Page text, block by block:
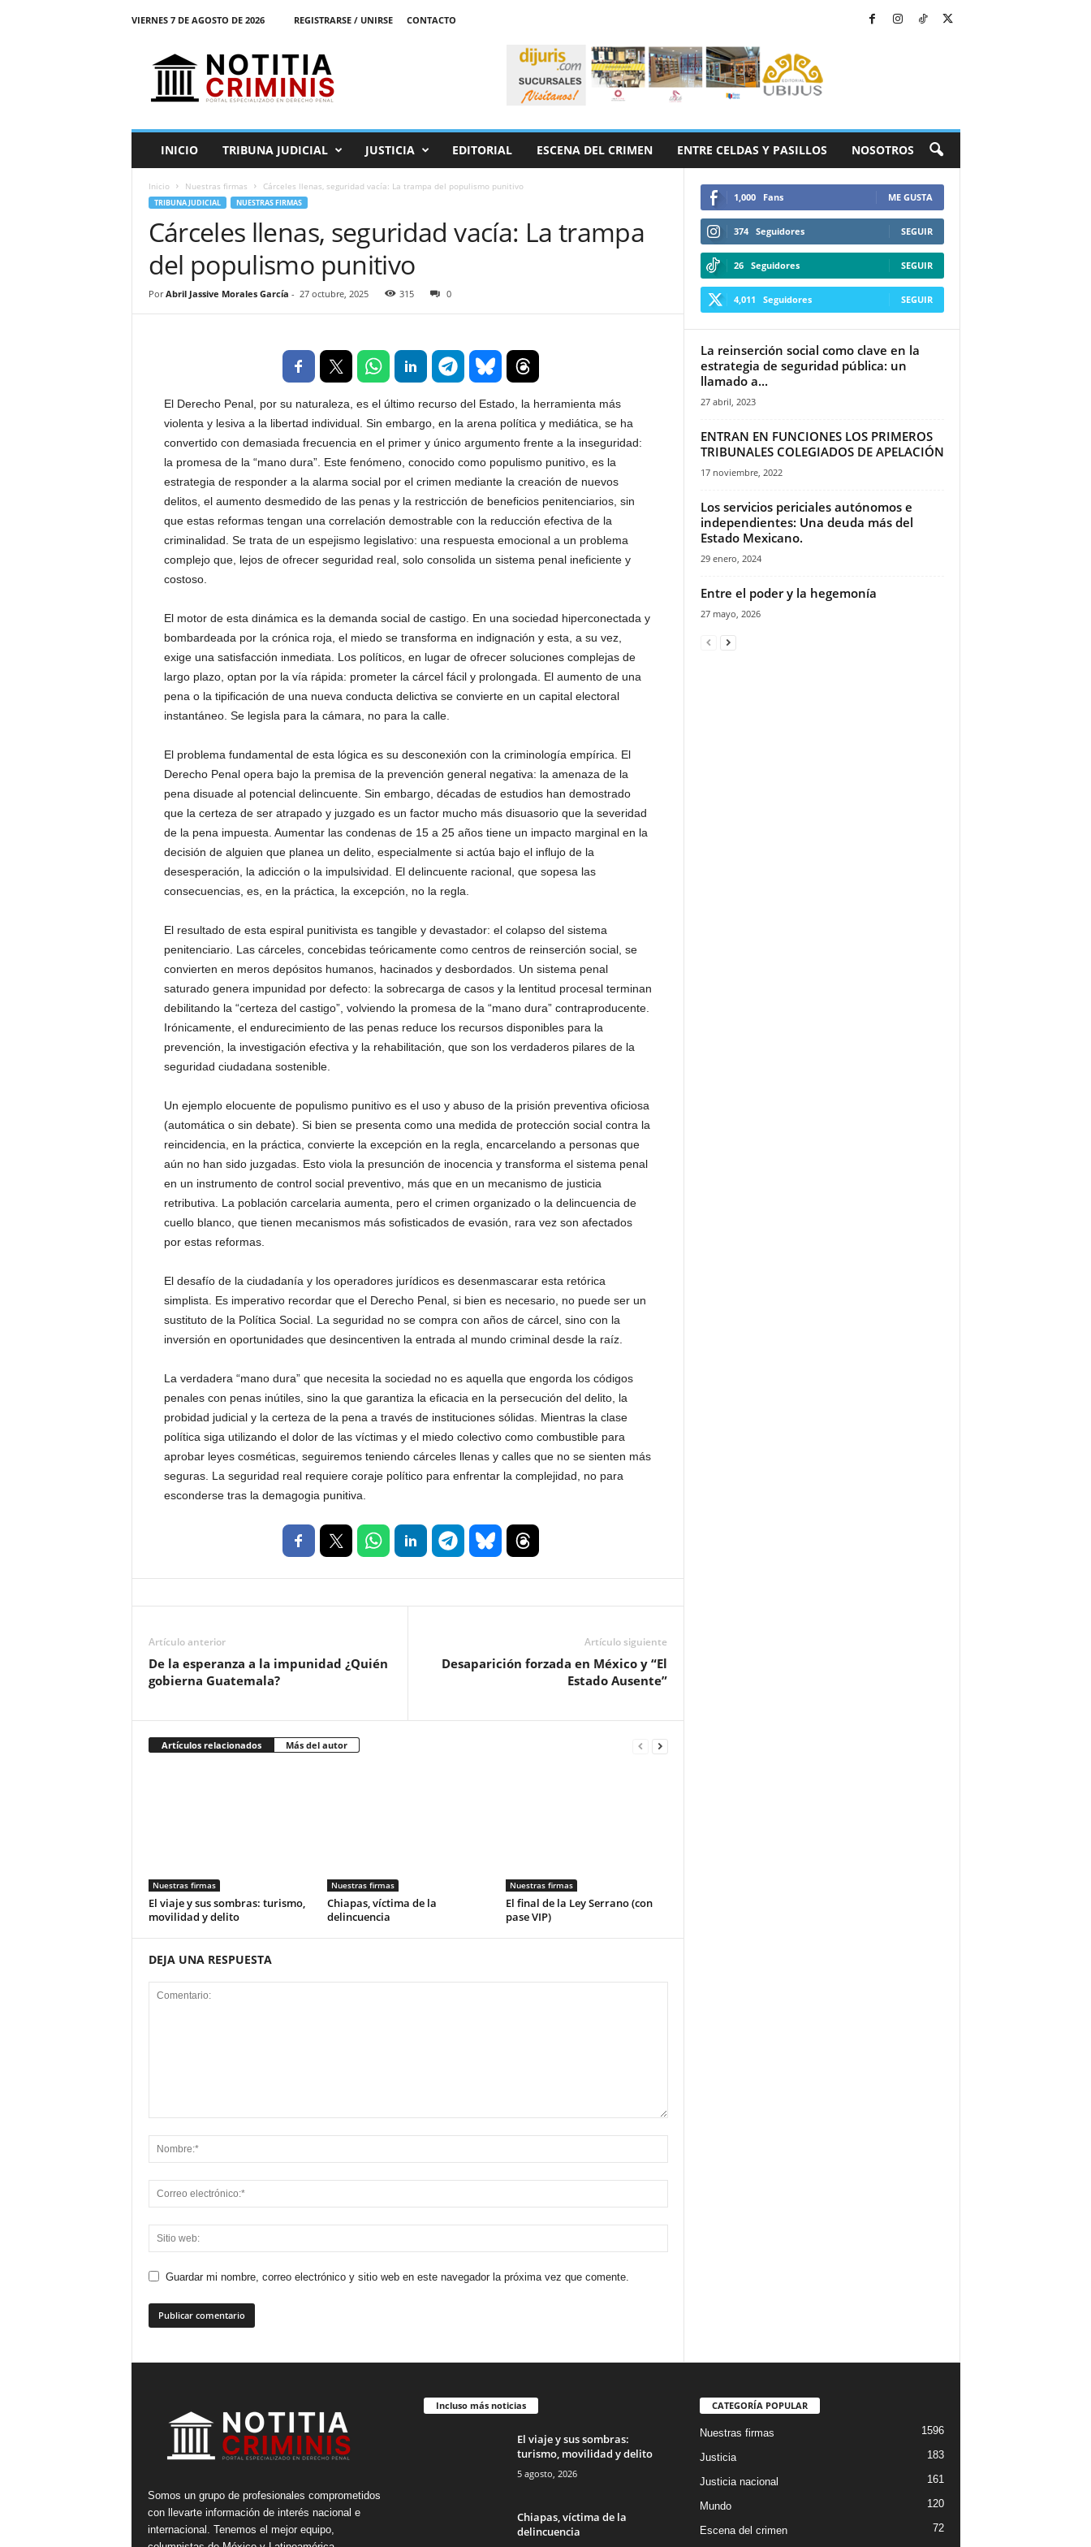
VIERNES 7 DE AGOSTO DE 2026 REGISTRARSE / UNIRSE
CONTACTO
l
INICIO TRIBUNA JUDICIAL JUSTICIA EDITORIAL ESCENA DEL CRIMEN ENTRE CELDAS Y PASILLOS NOSOTROS
Inicio Nuestras firmas Cárceles llenas, seguridad vacía: La trampa del populismo punitivo
TRIBUNA JUDICIAL NUESTRAS FIRMAS
Cárceles llenas, seguridad vacía: La trampa
del populismo punitivo
Por Abril Jassive Morales García - 27 octubre, 2025 315 0
El Derecho Penal, por su naturaleza, es el último recurso del Estado, la herramienta más
violenta y lesiva a la libertad individual. Sin embargo, en la arena política y mediática, se ha
convertido con demasiada frecuencia en el primer y único argumento frente a la inseguridad:
la promesa de la “mano dura”. Este fenómeno, conocido como populismo punitivo, es la
estrategia de responder a la alarma social por el crimen mediante la creación de nuevos
delitos, el aumento desmedido de las penas y la restricción de beneficios penitenciarios, sin
que estas reformas tengan una correlación demostrable con la reducción efectiva de la
criminalidad. Se trata de un espejismo legislativo: una respuesta emocional a un problema
complejo que, lejos de ofrecer seguridad real, solo consolida un sistema penal ineficiente y
costoso.
El motor de esta dinámica es la demanda social de castigo. En una sociedad hiperconectada y
bombardeada por la crónica roja, el miedo se transforma en indignación y esta, a su vez,
exige una satisfacción inmediata. Los políticos, en lugar de ofrecer soluciones complejas de
largo plazo, optan por la vía rápida: prometer la cárcel fácil y prolongada. El aumento de una
pena o la tipificación de una nueva conducta delictiva se convierte en un capital electoral
instantáneo. Se legisla para la cámara, no para la calle.
El problema fundamental de esta lógica es su desconexión con la criminología empírica. El
Derecho Penal opera bajo la premisa de la prevención general negativa: la amenaza de la
pena disuade al potencial delincuente. Sin embargo, décadas de estudios han demostrado
que la certeza de ser atrapado y juzgado es un factor mucho más disuasorio que la severidad
de la pena impuesta. Aumentar las condenas de 15 a 25 años tiene un impacto marginal en la
decisión de alguien que planea un delito, especialmente si actúa bajo el influjo de la
desesperación, la adicción o la impulsividad. El delincuente racional, que sopesa las
consecuencias, es, en la práctica, la excepción, no la regla.
El resultado de esta espiral punitivista es tangible y devastador: el colapso del sistema
penitenciario. Las cárceles, concebidas teóricamente como centros de reinserción social, se
convierten en meros depósitos humanos, hacinados y desbordados. Un sistema penal
saturado genera impunidad por defecto: la sobrecarga de casos y la lentitud procesal terminan
debilitando la “certeza del castigo”, volviendo la promesa de la “mano dura” contraproducente.
Irónicamente, el endurecimiento de las penas reduce los recursos disponibles para la
prevención, la investigación efectiva y la rehabilitación, que son los verdaderos pilares de la
seguridad ciudadana sostenible.
Un ejemplo elocuente de populismo punitivo es el uso y abuso de la prisión preventiva oficiosa
(automática o sin debate). Si bien se presenta como una medida de protección social contra la
reincidencia, en la práctica, convierte la excepción en la regla, encarcelando a personas que
aún no han sido juzgadas. Esto viola la presunción de inocencia y transforma el sistema penal
en un instrumento de control social preventivo, más que en un mecanismo de justicia
retributiva. La población carcelaria aumenta, pero el crimen organizado o la delincuencia de
cuello blanco, que tienen mecanismos más sofisticados de evasión, rara vez son afectados
por estas reformas.
El desafío de la ciudadanía y los operadores jurídicos es desenmascarar esta retórica
simplista. Es imperativo recordar que el Derecho Penal, si bien es necesario, no puede ser un
sustituto de la Política Social. La seguridad no se compra con años de cárcel, sino con la
inversión en oportunidades que desincentiven la entrada al mundo criminal desde la raíz.
La verdadera “mano dura” que necesita la sociedad no es aquella que engorda los códigos
penales con penas inútiles, sino la que garantiza la eficacia en la persecución del delito, la
probidad judicial y la certeza de la pena a través de instituciones sólidas. Mientras la clase
política siga utilizando el dolor de las víctimas y el miedo colectivo como combustible para
aprobar leyes cosméticas, seguiremos teniendo cárceles llenas y calles que no se sienten más
seguras. La seguridad real requiere coraje político para enfrentar la complejidad, no para
esconderse tras la demagogia punitiva.
Artículo anterior
De la esperanza a la impunidad ¿Quién
gobierna Guatemala?
Artículo siguiente
Desaparición forzada en México y “El
Estado Ausente”
Artículos relacionados Más del autor
Nuestras firmas
El viaje y sus sombras: turismo,
movilidad y delito
Nuestras firmas
Chiapas, víctima de la
delincuencia
Nuestras firmas
El final de la Ley Serrano (con
pase VIP)
DEJA UNA RESPUESTA
Guardar mi nombre, correo electrónico y sitio web en este navegador la próxima vez que comente.
1,000 Fans ME GUSTA
374 Seguidores SEGUIR
26 Seguidores SEGUIR
4,011 Seguidores SEGUIR
La reinserción social como clave en la
estrategia de seguridad pública: un
llamado a...
27 abril, 2023
ENTRAN EN FUNCIONES LOS PRIMEROS
TRIBUNALES COLEGIADOS DE APELACIÓN
17 noviembre, 2022
Los servicios periciales autónomos e
independientes: Una deuda más del
Estado Mexicano.
29 enero, 2024
Entre el poder y la hegemonía
27 mayo, 2026
Somos un grupo de profesionales comprometidos
con llevarte información de interés nacional e
internacional. Tenemos el mejor equipo,
Incluso más noticias
El viaje y sus sombras:
turismo, movilidad y delito
5 agosto, 2026
Chiapas, víctima de la
delincuencia
CATEGORÍA POPULAR
Nuestras firmas 1596
Justicia 183
Justicia nacional 161
Mundo 120
Escena del crimen
72